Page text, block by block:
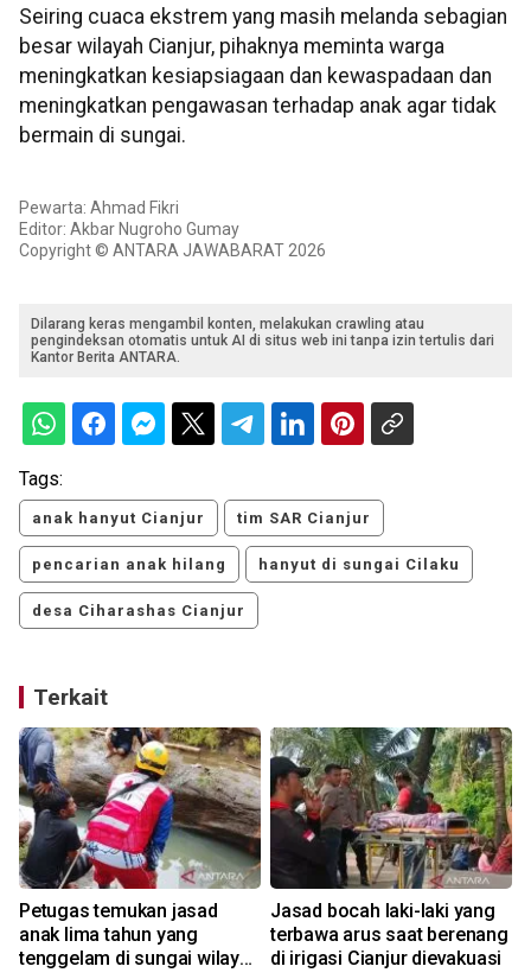
Seiring cuaca ekstrem yang masih melanda sebagian
besar wilayah Cianjur, pihaknya meminta warga
meningkatkan kesiapsiagaan dan kewaspadaan dan
meningkatkan pengawasan terhadap anak agar tidak
bermain di sungai.
Pewarta: Ahmad Fikri
Editor: Akbar Nugroho Gumay
Copyright © ANTARA JAWABARAT 2026
Dilarang keras mengambil konten, melakukan crawling atau
pengindeksan otomatis untuk AI di situs web ini tanpa izin tertulis dari
Kantor Berita ANTARA.
Tags:
anak hanyut Cianjur tim SAR Cianjur
pencarian anak hilang hanyut di sungai Cilaku
desa Ciharashas Cianjur
Terkait
Petugas temukan jasad
anak lima tahun yang
tenggelam di sungai wilayah
Jasad bocah laki-laki yang
terbawa arus saat berenang
di irigasi Cianjur dievakuasi